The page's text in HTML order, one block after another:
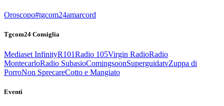
Oroscopo#tgcom24amarcord
Tgcom24 Consiglia
Mediaset InfinityR101Radio 105Virgin RadioRadio
MontecarloRadio SubasioComingsoonSuperguidatvZuppa di
PorroNon SprecareCotto e Mangiato
Eventi